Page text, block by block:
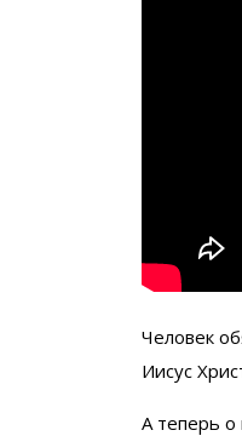
Человек
Иисус
А теперь о